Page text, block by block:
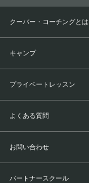
クーバー・コーチングとは
キャンプ
プライベートレッスン
よくある質問
お問い合わせ
パートナースクール